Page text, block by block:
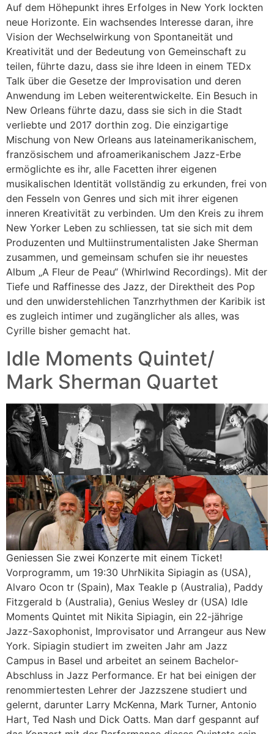
Auf dem Höhepunkt ihres Erfolges in New York lockten
neue Horizonte. Ein wachsendes Interesse daran, ihre
Vision der Wechselwirkung von Spontaneität und
Kreativität und der Bedeutung von Gemeinschaft zu
teilen, führte dazu, dass sie ihre Ideen in einem TEDx
Talk über die Gesetze der Improvisation und deren
Anwendung im Leben weiterentwickelte. Ein Besuch in
New Orleans führte dazu, dass sie sich in die Stadt
verliebte und 2017 dorthin zog. Die einzigartige
Mischung von New Orleans aus lateinamerikanischem,
französischem und afroamerikanischem Jazz-Erbe
ermöglichte es ihr, alle Facetten ihrer eigenen
musikalischen Identität vollständig zu erkunden, frei von
den Fesseln von Genres und sich mit ihrer eigenen
inneren Kreativität zu verbinden. Um den Kreis zu ihrem
New Yorker Leben zu schliessen, tat sie sich mit dem
Produzenten und Multiinstrumentalisten Jake Sherman
zusammen, und gemeinsam schufen sie ihr neuestes
Album „A Fleur de Peau“ (Whirlwind Recordings). Mit der
Tiefe und Raffinesse des Jazz, der Direktheit des Pop
und den unwiderstehlichen Tanzrhythmen der Karibik ist
es zugleich intimer und zugänglicher als alles, was
Cyrille bisher gemacht hat.
Idle Moments Quintet/
Mark Sherman Quartet
Geniessen Sie zwei Konzerte mit einem Ticket!
Vorprogramm, um 19:30 UhrNikita Sipiagin as (USA),
Alvaro Ocon tr (Spain), Max Teakle p (Australia), Paddy
Fitzgerald b (Australia), Genius Wesley dr (USA) Idle
Moments Quintet mit Nikita Sipiagin, ein 22-jährige
Jazz-Saxophonist, Improvisator und Arrangeur aus New
York. Sipiagin studiert im zweiten Jahr am Jazz
Campus in Basel und arbeitet an seinem Bachelor-
Abschluss in Jazz Performance. Er hat bei einigen der
renommiertesten Lehrer der Jazzszene studiert und
gelernt, darunter Larry McKenna, Mark Turner, Antonio
Hart, Ted Nash und Dick Oatts. Man darf gespannt auf